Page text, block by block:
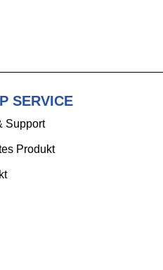
SERVICE
Support
Produkt